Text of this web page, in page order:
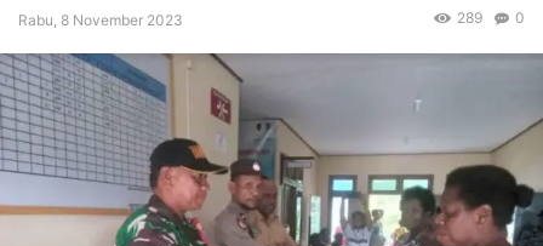
Rabu, 8 November 2023 0
289